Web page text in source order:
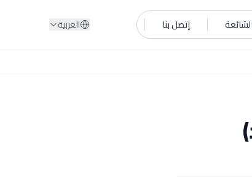
إتصل بنا العربية